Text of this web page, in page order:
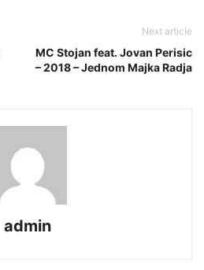
Next article
MC Stojan feat. Jovan Perisic
– 2018 – Jednom Majka Radja
admin